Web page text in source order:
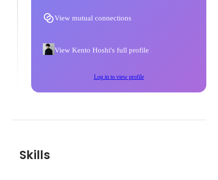
View mutual connections
View Kento Hoshi's full profile
Log in to view profile
Skills